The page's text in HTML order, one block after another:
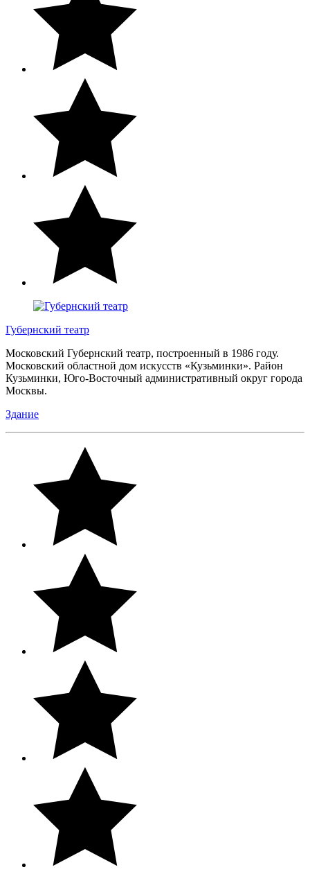
Губернский театр
Московский Губернский театр, построенный в 1986 году.
Московский областной дом искусств «Кузьминки». Район
Кузьминки, Юго-Восточный административный округ города
Москвы.
Здание